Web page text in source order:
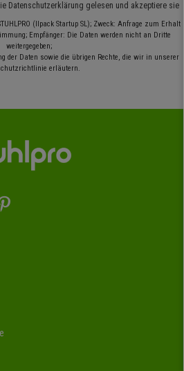
Datenschutzerklärung gelesen und akzeptiere sie
(Ilpack Startup SL); Zweck: Anfrage zum Erhalt
Empfänger: Die Daten werden nicht an Dritte
weitergegeben;
der Daten sowie die übrigen Rechte, die wir in unserer
erläutern.